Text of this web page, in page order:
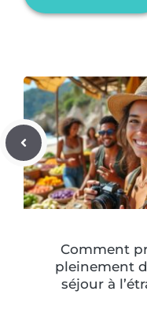
Comment
pleinement
séjour à